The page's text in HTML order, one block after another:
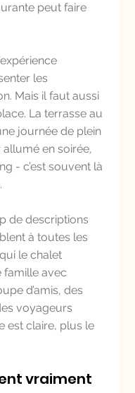
peut faire
les
Mais il faut aussi
La terrasse au
journée de plein
en soirée,
- c’est souvent là
de descriptions
à toutes les
le chalet
famille avec
d’amis, des
voyageurs
est claire, plus le
vraiment